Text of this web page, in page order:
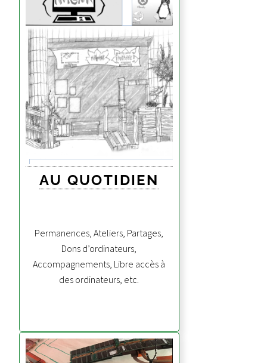
AU QUOTIDIEN
Permanences, Ateliers, Partages,
Dons d’ordinateurs,
Accompagnements, Libre accès à
des ordinateurs, etc.